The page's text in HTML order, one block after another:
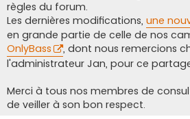
règles du forum.
Les dernières modifications, une
en grande partie de celle de nos
OnlyBass
, dont nous remercions
l'administrateur Jan, pour ce
Merci à tous nos membres de
de veiller à son bon respect.